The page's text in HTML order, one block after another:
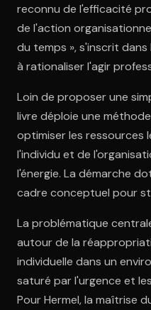
reconnu de l'efficacité
de l'action
du temps », s'inscrit
à rationaliser l'agir
Loin de proposer une
livre déploie une
optimiser les ressources
l'individu et de
l'énergie. La démarche
cadre conceptuel pour
La problématique
autour de la
individuelle dans un
saturé par l'urgence et
Pour Hermel, la maîtrise